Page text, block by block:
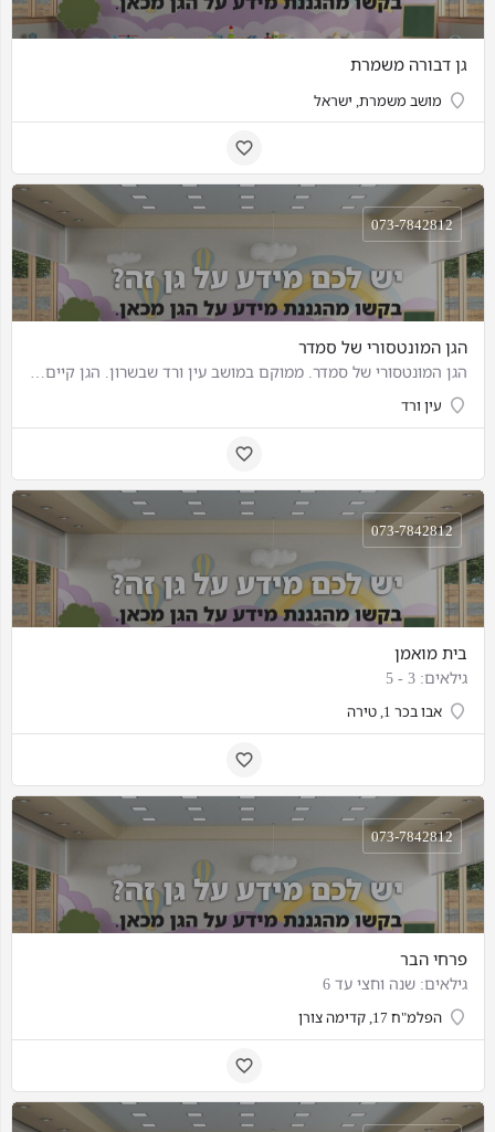
גן דבורה משמרת
מושב משמרת, ישראל
הגן המונטסורי של סמדר
הגן המונטסורי של סמדר. ממוקם במושב עין ורד שבשרון. הגן קיים 12 שנה. גילאים: 0.3-3
עין ורד
073-7842812
בית מואמן
גילאים: 3 - 5
אבו בכר 1, טירה
073-7842812
פרחי הבר
גילאים: שנה וחצי עד 6
הפלמ"ח 17, קדימה צורן
073-7842812